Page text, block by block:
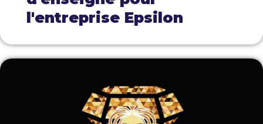
l'entreprise Epsilon